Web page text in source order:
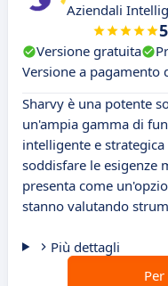
Aziendali
Versione gratuita
Versione a pagamento
Sharvy è una potente
un'ampia gamma di
intelligente e
soddisfare le esigenze
presenta come
stanno valutando
Più dettagli